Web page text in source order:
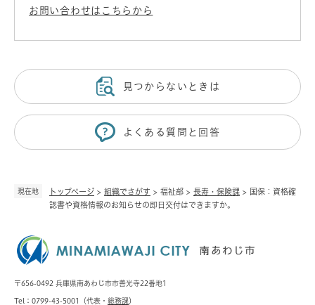
現在地 トップページ > 組織でさがす > 福祉部 > 長寿・保険課 >
国保：資格確
認書や資格情報のお知らせの即日交付はできますか。
お問い合わせはこちらから
見つからないときは
よくある質問と回答
〒656-0492 兵庫県南あわじ市市善光寺22番地1
Tel：0799-43-5001（代表・ 総務課）